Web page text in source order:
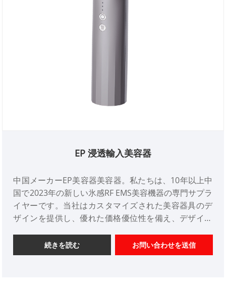
EP 浸透輸入美容器
中国メーカーEP美容器美容器。私たちは、10年以上中
国で2023年の新しい氷感RF EMS美容機器の専門サプラ
イヤーです。当社はカスタマイズされた美容器具のデ
ザインを提供し、優れた価格優位性を備え、デザイン
いいたします。
続きを読む お問い合わせを送信